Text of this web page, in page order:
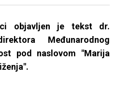
objavljen je tekst dr.
Međunarodnog
pod naslovom "Marija